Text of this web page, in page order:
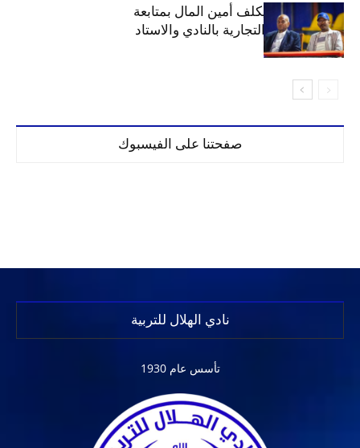
مجلس الهلال يكلف أمين المال بمتابعة
ملف المحلات التجارية بالنادي والاستاد
صفحتنا على الفيسبوك
نادي الهلال للتربية
تأسس عام 1930